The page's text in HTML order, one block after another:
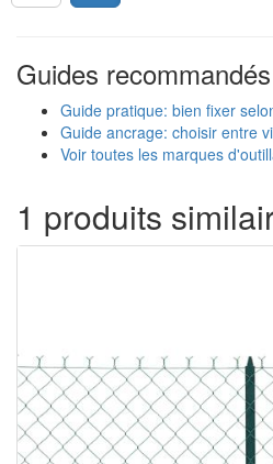
Guides recommandés
Guide pratique: bien fixer
Guide ancrage: choisir entre
Voir toutes les marques
1 produits